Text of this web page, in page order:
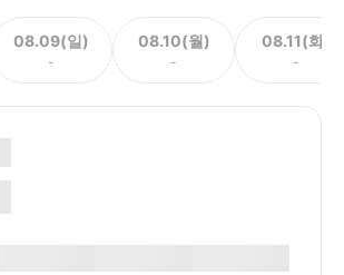
08.09(일)
-
08.10(월)
-
08.11(화)
-